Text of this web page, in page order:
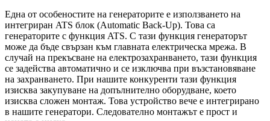
Една от особеностите на генераторите е използването на
интегриран ATS блок (Automatic Back-Up). Това са
генераторите с функция ATS. С тази функция генераторът
може да бъде свързан към главната електрическа мрежа. В
случай на прекъсване на електрозахранването, тази функция
се задейства автоматично и се изключва при възстановяване
на захранването. При нашите конкуренти тази функция
изисква закупуване на допълнително оборудване, което
изисква сложен монтаж. Това устройство вече е интегрирано
в нашите генератори. Следователно монтажът е прост и